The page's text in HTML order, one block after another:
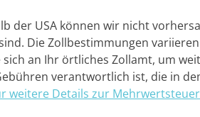
der USA können wir nicht
Die Zollbestimmungen
sich an Ihr örtliches Zollamt, um
verantwortlich ist, die in
weitere Details zur